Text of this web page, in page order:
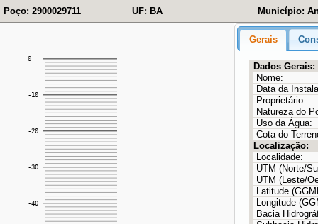
Poço: 2900029711 UF: BA Município:
Gerais
Dados Gerais:
Nome:
Data da
Proprietário:
Natureza do
Uso da Água:
Cota do
Localização:
Localidade:
UTM (Norte/
UTM (Leste/
Latitude
Longitude
Bacia